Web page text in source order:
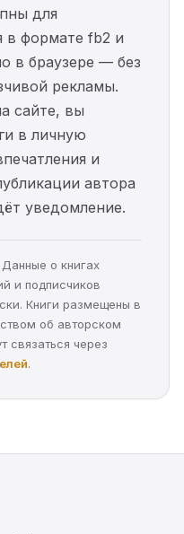
для
в формате fb2 и
в браузере — без
рекламы.
сайте, вы
в личную
и
автора
уведомление.
Данные о книгах
и подписчиков
Книги размещены в
об авторском
связаться через
.